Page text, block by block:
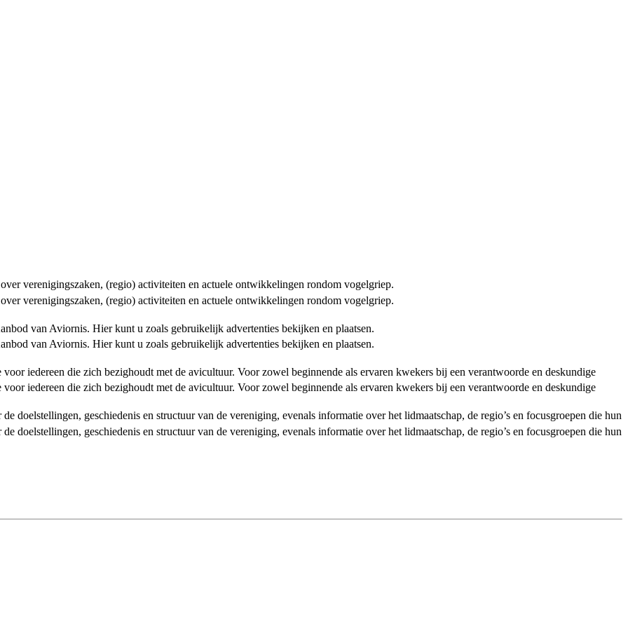
verenigingszaken, (regio) activiteiten en actuele ontwikkelingen rondom vogelgriep.
verenigingszaken, (regio) activiteiten en actuele ontwikkelingen rondom vogelgriep.
van Aviornis. Hier kunt u zoals gebruikelijk advertenties bekijken en plaatsen.
van Aviornis. Hier kunt u zoals gebruikelijk advertenties bekijken en plaatsen.
iedereen die zich bezighoudt met de avicultuur. Voor zowel beginnende als ervaren kwekers bij een verantwoorde en deskundige
iedereen die zich bezighoudt met de avicultuur. Voor zowel beginnende als ervaren kwekers bij een verantwoorde en deskundige
doelstellingen, geschiedenis en structuur van de vereniging, evenals informatie over het lidmaatschap, de regio’s en focusgroepen die hun
doelstellingen, geschiedenis en structuur van de vereniging, evenals informatie over het lidmaatschap, de regio’s en focusgroepen die hun